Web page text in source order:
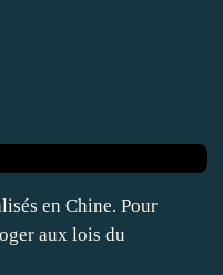
en Chine. Pour
aux lois du